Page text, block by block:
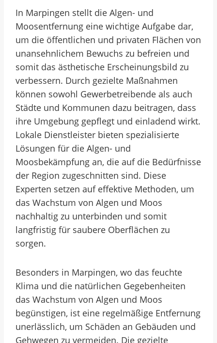
In Marpingen stellt die Algen- und
Moosentfernung eine wichtige Aufgabe dar,
um die öffentlichen und privaten Flächen von
unansehnlichem Bewuchs zu befreien und
somit das ästhetische Erscheinungsbild zu
verbessern. Durch gezielte Maßnahmen
können sowohl Gewerbetreibende als auch
Städte und Kommunen dazu beitragen, dass
ihre Umgebung gepflegt und einladend wirkt.
Lokale Dienstleister bieten spezialisierte
Lösungen für die Algen- und
Moosbekämpfung an, die auf die Bedürfnisse
der Region zugeschnitten sind. Diese
Experten setzen auf effektive Methoden, um
das Wachstum von Algen und Moos
nachhaltig zu unterbinden und somit
langfristig für saubere Oberflächen zu
sorgen.
Besonders in Marpingen, wo das feuchte
Klima und die natürlichen Gegebenheiten
das Wachstum von Algen und Moos
begünstigen, ist eine regelmäßige Entfernung
unerlässlich, um Schäden an Gebäuden und
Gehwegen zu vermeiden. Die gezielte